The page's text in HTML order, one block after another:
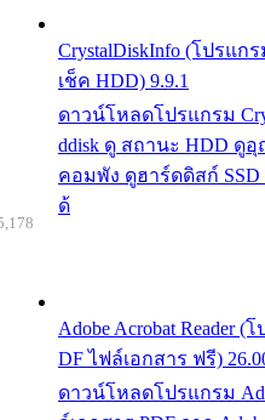
CrystalDiskInfo (โปรแก
เช็ค HDD) 9.9.1
ดาวน์โหลดโปรแกรม
ddisk ดู สถานะ HDD ดู
คอมพัง ดูฮาร์ดดิสก์ SSD
ด้
Adobe Acrobat Reader
DF ไฟล์เอกสาร ฟรี)
ดาวน์โหลดโปรแกรม